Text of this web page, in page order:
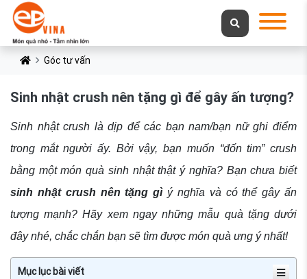
Góc tư vấn
Sinh nhật crush nên tặng gì để gây ấn tượng?
Sinh nhật crush là dịp để các bạn nam/bạn nữ ghi điểm
trong mắt người ấy. Bởi vậy, bạn muốn “đốn tim” crush
bằng một món quà sinh nhật thật ý nghĩa? Bạn chưa biết
sinh nhật crush nên tặng gìý nghĩa và có thể gây ấn
tượng mạnh? Hãy xem ngay những mẫu quà tặng dưới
đây nhé, chắc chắn bạn sẽ tìm được món quà ưng ý nhất!
Mục lục bài viết